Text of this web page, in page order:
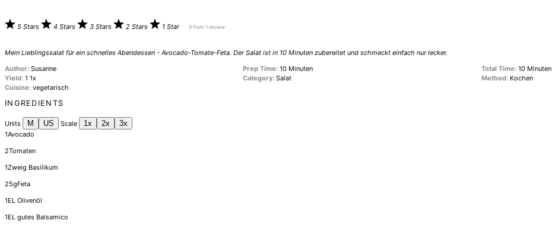
5 Stars 4 Stars 3 Stars 2 Stars 1 Star 5from 1review
Mein Lieblingssalat für ein schnelles Abendessen - Avocado-Tomate-Feta. Der Salat ist in 10 Minuten zubereitet und schmeckt einfach nur lecker.
Author: Susanne Prep Time: 10 Minuten Total Time: 10 Minuten
Yield: 1 1x Category: Salat Method: Kochen
Cuisine: vegetarisch
INGREDIENTS
Units M US Scale 1x 2x 3x
1Avocado
2Tomaten
1Zweig Basilikum
25gFeta
1EL Olivenöl
1EL gutes Balsamico